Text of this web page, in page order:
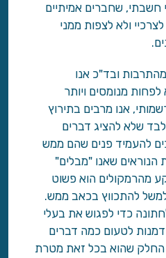
חשבתי, שחברים אמיתיים
ולא לצפות ממני
ובד"כ אנו
מנומסים ויותר
אנו מרבים בתירוץ
שלא להציג דברים
להעמיד פנים שהם ממש
הנוראים שאנו "מבלים"
מהרמקולים הוא פשוט
למשל להתכווץ בכאב ממש.
כדי לפגוש את בעלי
לטעום כמה דברים
החלק שהוא בכל זאת מטרת